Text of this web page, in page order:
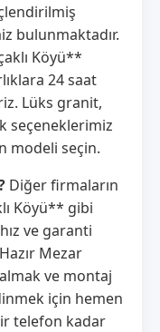
bulunmaktadır.
Köyü**
24 saat
Lüks granit,
seçeneklerimiz
modeli seçin.
Diğer firmaların
Köyü** gibi
ve garanti
Mezar
ve montaj
için hemen
telefon kadar